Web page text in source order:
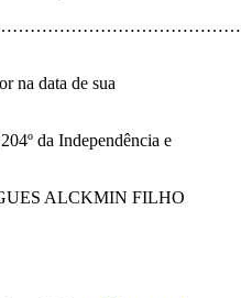
na data de sua
da Independência e
ALCKMIN FILHO